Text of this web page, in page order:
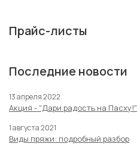
Прайс-листы
Последние новости
13 апреля 2022
Акция - "Дари радость на Пасху!"
1 августа 2021
Виды пряжи: подробный разбор